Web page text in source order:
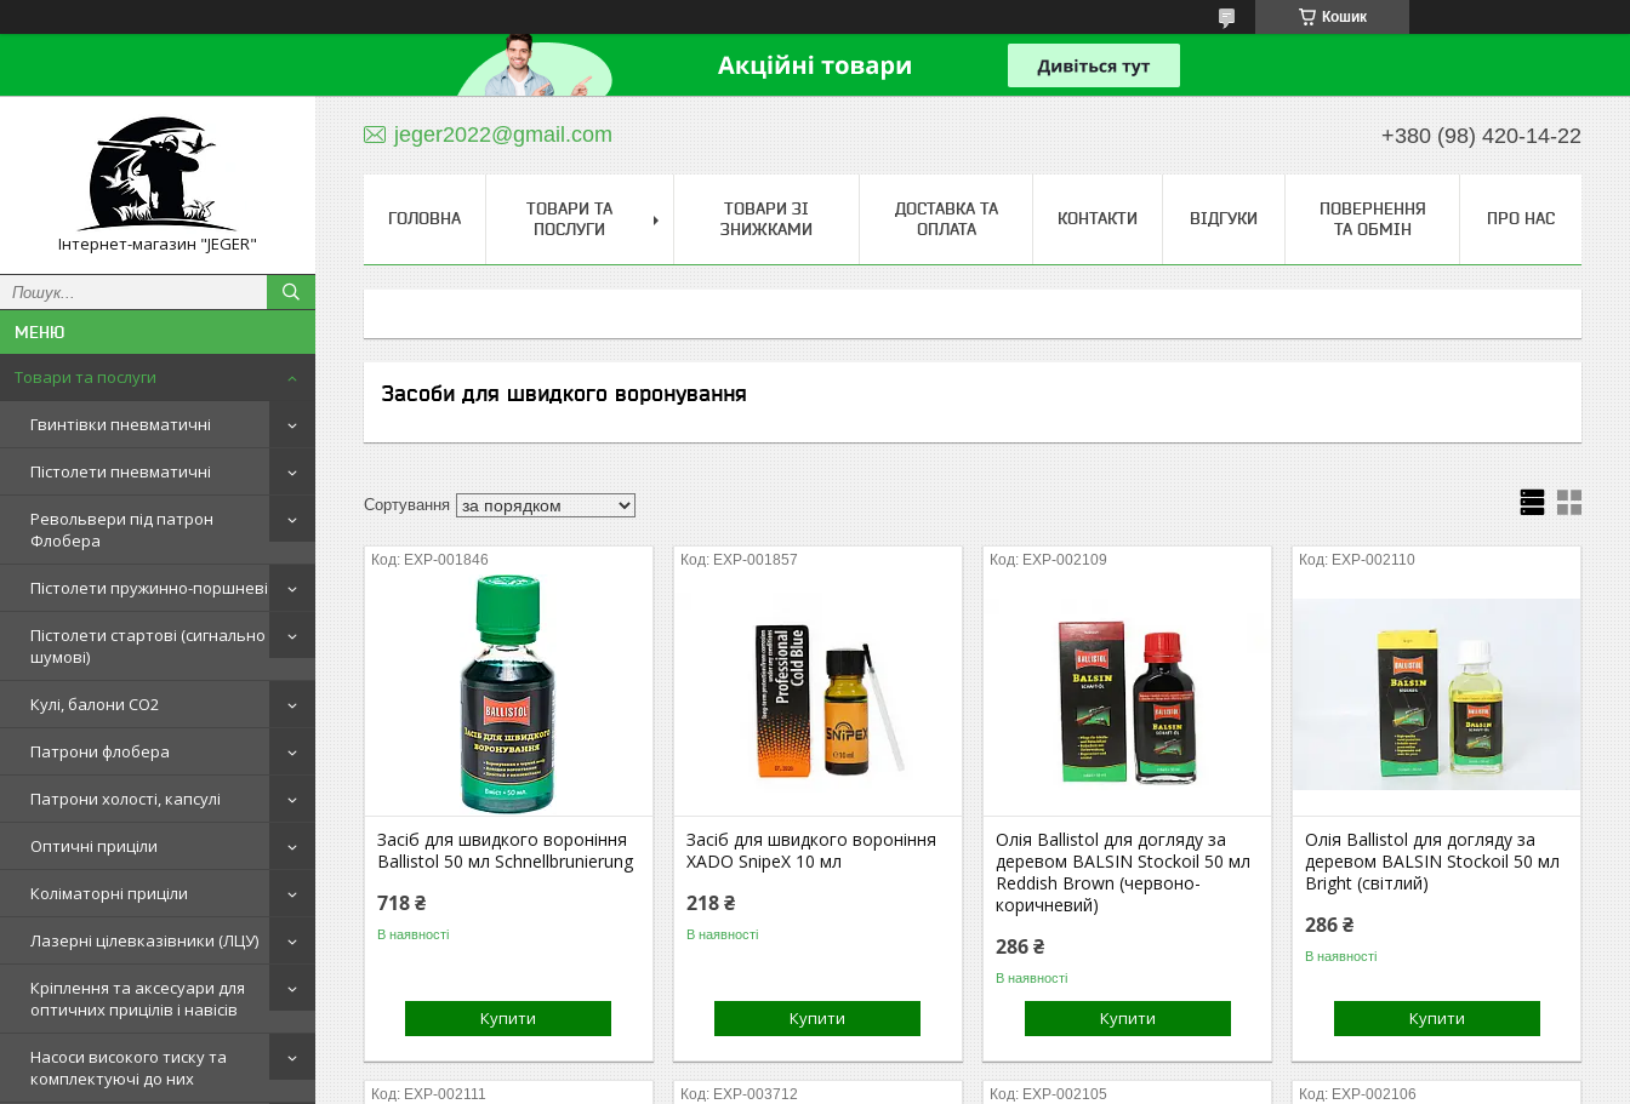
Кошик
Інтернет-магазин "JEGER"
Товари та послуги
Гвинтівки пневматичні
Пістолети пневматичні
Револьвери під патрон
Флобера
Пістолети пружинно-поршневі
Пістолети стартові (сигнально
шумові)
Кулі, балони СО2
Патрони флобера
Патрони холості, капсулі
Оптичні приціли
Коліматорні приціли
Лазерні цілевказівники (ЛЦУ)
Кріплення та аксесуари для
оптичних прицілів і навісів
Насоси високого тиску та
комплектуючі до них
jeger2022@gmail.com +380 (98) 420-14-22
ГОЛОВНА
ТОВАРИ ТА
ПОСЛУГИ
ТОВАРИ ЗІ
ЗНИЖКАМИ
ДОСТАВКА ТА
ОПЛАТА
КОНТАКТИ ВІДГУКИ
ПОВЕРНЕННЯ
ТА ОБМІН
ПРО НАС
Засоби для швидкого воронування
EXP-001846
Засіб для швидкого вороніння
Ballistol 50 мл Schnellbrunierung
718 ₴
В наявності
Купити
EXP-001857
Засіб для швидкого вороніння
XADO SnipeX 10 мл
218 ₴
В наявності
Купити
EXP-002109
Олія Ballistol для догляду за
деревом BALSIN Stockoil 50 мл
Reddish Brown (червоно-
коричневий)
286 ₴
В наявності
Купити
EXP-002110
Олія Ballistol для догляду за
деревом BALSIN Stockoil 50 мл
Bright (світлий)
286 ₴
В наявності
Купити
EXP-002111 EXP-003712 EXP-002105 EXP-002106